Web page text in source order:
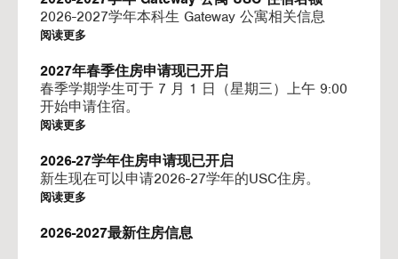
I
N
V
I
D
E
O
2026-2027学年本科生 Gateway 公寓相关信息
阅读更多
2027年春季住房申请现已开启
春季学期学生可于 7 月 1 日（星期三）上午 9:00
开始申请住宿。
阅读更多
2026-27学年住房申请现已开启
新生现在可以申请2026-27学年的USC住房。
阅读更多
2026-2027最新住房信息